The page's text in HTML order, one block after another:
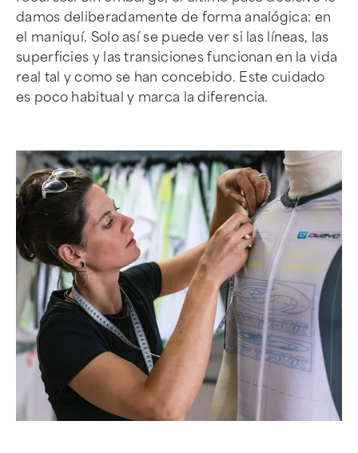
damos deliberadamente de forma analógica: en
el maniquí. Solo así se puede ver si las líneas, las
superficies y las transiciones funcionan en la vida
real tal y como se han concebido. Este cuidado
es poco habitual y marca la diferencia.